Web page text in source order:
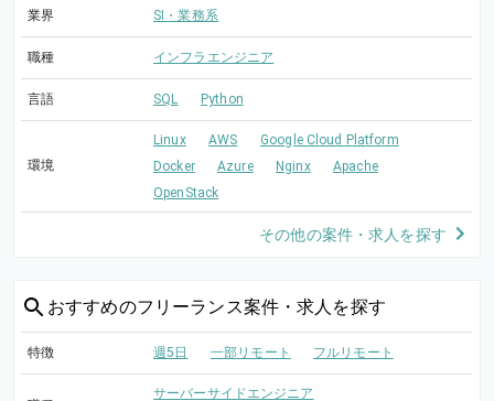
業界 SI・業務系
職種 インフラエンジニア
言語 SQL Python
環境
Linux AWS
Google Cloud Platform
Docker
Azure Nginx
Apache
OpenStack
その他の案件・求人を探す
おすすめのフリーランス案件・求人を探す
特徴 週5日 一部リモート フルリモート
サーバーサイドエンジニア